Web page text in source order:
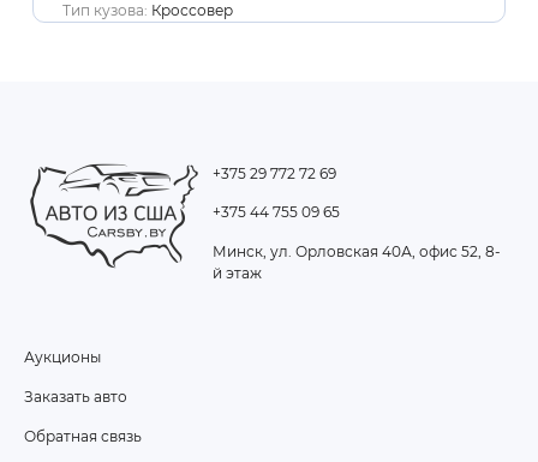
Тип кузова: Кроссовер
+375 29 772 72 69
+375 44 755 09 65
Минск, ул. Орловская 40А, офис 52, 8-
й этаж
FOOTER
MENU
Аукционы
Заказать авто
Обратная связь